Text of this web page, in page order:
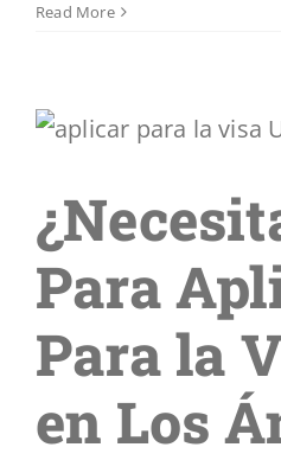
Read More
Para
Para la
en Los